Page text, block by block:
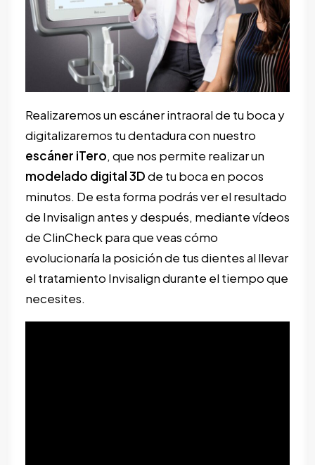
Realizaremos un escáner intraoral de tu boca y
digitalizaremos tu dentadura con nuestro
escáner iTero, que nos permite realizar un
modelado digital 3Dde tu boca en pocos
minutos. De esta forma podrás ver el resultado
de Invisalign antes y después, mediante vídeos
de ClinCheck para que veas cómo
evolucionaría la posición de tus dientes al llevar
el tratamiento Invisalign durante el tiempo que
necesites.